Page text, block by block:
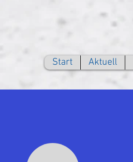
Start Aktuell